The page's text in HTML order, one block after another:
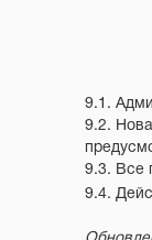
9.1.
9.2.
9.3. Все
9.4.